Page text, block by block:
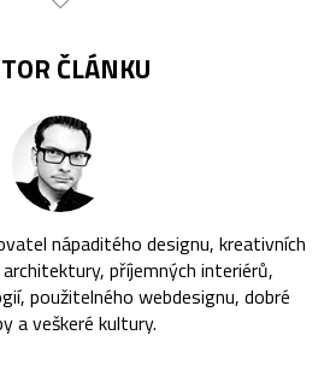
ČLÁNKU
nápaditého designu, kreativních
příjemných interiérů,
použitelného webdesignu, dobré
a veškeré kultury.